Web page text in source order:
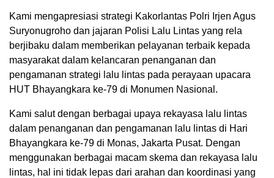
Kami mengapresiasi strategi Kakorlantas Polri Irjen Agus
Suryonugroho dan jajaran Polisi Lalu Lintas yang rela
berjibaku dalam memberikan pelayanan terbaik kepada
masyarakat dalam kelancaran penanganan dan
pengamanan strategi lalu lintas pada perayaan upacara
HUT Bhayangkara ke-79 di Monumen Nasional.
Kami salut dengan berbagai upaya rekayasa lalu lintas
dalam penanganan dan pengamanan lalu lintas di Hari
Bhayangkara ke-79 di Monas, Jakarta Pusat. Dengan
menggunakan berbagai macam skema dan rekayasa lalu
lintas, hal ini tidak lepas dari arahan dan koordinasi yang